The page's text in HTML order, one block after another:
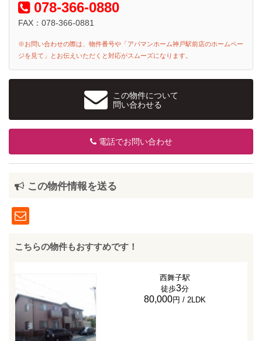
078-366-0880
FAX：078-366-0881
※お問い合わせの際は、物件番号や「アパマンホーム神戸駅前店のホームペー
ジを見て」とお伝えいただくと対応がスムーズになります。
この物件について
問い合わせる
電話でお問い合わせ
この物件情報を送る
こちらの物件もおすすめです！
西舞子駅
徒歩3分
80,000円 / 2LDK